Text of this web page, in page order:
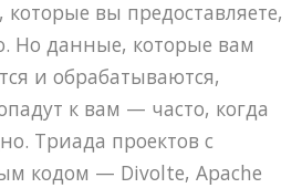
вы предоставляете,
Но данные, которые вам
и обрабатываются,
к вам — часто, когда
Триада проектов с
кодом — Divolte, Apache